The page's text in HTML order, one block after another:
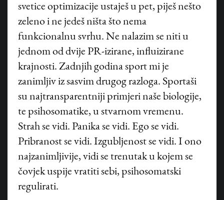
svetice optimizacije ustaješ u pet, piješ nešto
zeleno i ne jedeš ništa što nema
funkcionalnu svrhu. Ne nalazim se niti u
jednom od dvije PR-izirane, influizirane
krajnosti. Zadnjih godina sport mi je
zanimljiv iz sasvim drugog razloga. Sportaši
su najtransparentniji primjeri naše biologije,
te psihosomatike, u stvarnom vremenu.
Strah se vidi. Panika se vidi. Ego se vidi.
Pribranost se vidi. Izgubljenost se vidi. I ono
najzanimljivije, vidi se trenutak u kojem se
čovjek uspije vratiti sebi, psihosomatski
regulirati.